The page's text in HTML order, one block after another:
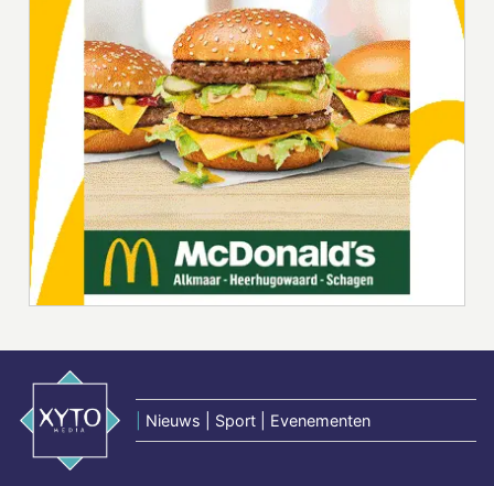
Nieuws | Sport | Evenementen